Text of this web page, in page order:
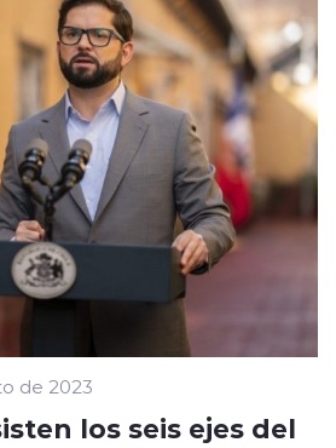
de 2023
los seis ejes del